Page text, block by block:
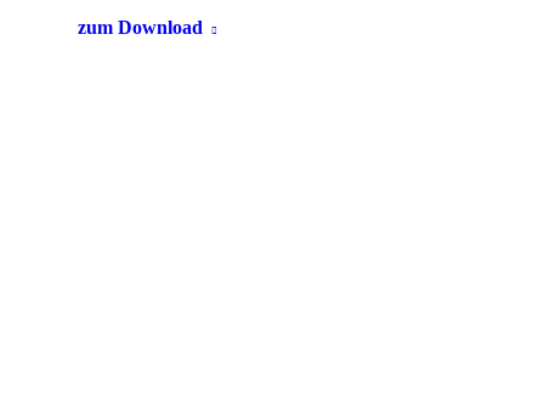
zum Download